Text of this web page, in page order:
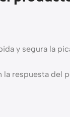
y segura la
la respuesta del